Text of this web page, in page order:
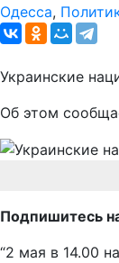
Одесса,
Украинские
Об этом
Подпишитесь
“2 мая в 14.00